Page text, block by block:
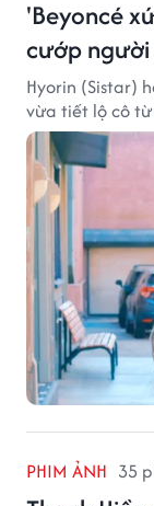
'Beyoncé
cướp người
Hyorin (Sistar)
vừa tiết lộ cô
PHIM ẢNH 35